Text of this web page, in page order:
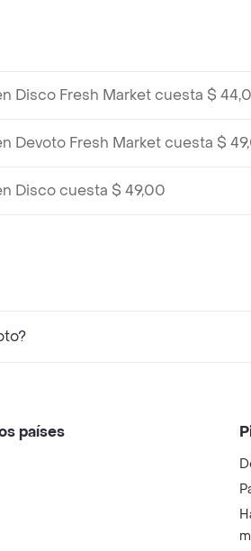
Disco Fresh Market cuesta $
Devoto Fresh Market cuesta $
Disco cuesta $ 49,00
países